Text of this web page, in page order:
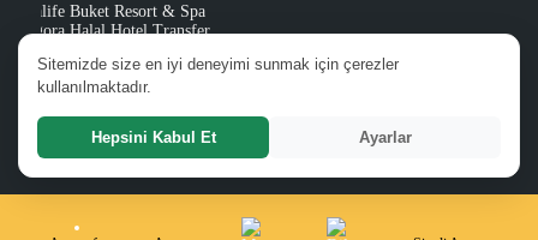
Sitemizde size en iyi deneyimi sunmak için çerezler
kullanılmaktadır.
Hepsini Kabul Et Ayarlar
Sealife Buket Resort & Spa
Algora Halal Hotel Transfer
Club Hotel Mirabell Transfer
White Gold Otel Transfer
White City Beach Hotel Transfer
Atlas Beach Halal Hotel Transfer
K House Hotel Transfer